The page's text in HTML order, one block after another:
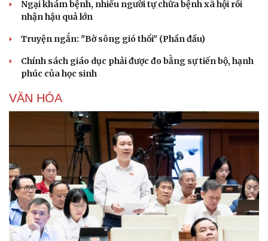
Ngại khám bệnh, nhiều người tự chữa bệnh xã hội rồi
nhận hậu quả lớn
Truyện ngắn: "Bờ sông gió thổi" (Phần đầu)
Chính sách giáo dục phải được đo bằng sự tiến bộ, hạnh
phúc của học sinh
VĂN HÓA